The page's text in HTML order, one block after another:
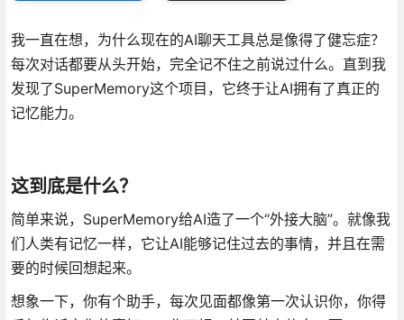
我一直在想，为什么现在的AI聊天工具总是像得了健忘症？
每次对话都要从头开始，完全记不住之前说过什么。直到我
发现了SuperMemory这个项目，它终于让AI拥有了真正的
记忆能力。
这到底是什么？
简单来说，SuperMemory给AI造了一个“外接大脑”。就像我
们人类有记忆一样，它让AI能够记住过去的事情，并且在需
要的时候回想起来。
想象一下，你有个助手，每次见面都像第一次认识你，你得